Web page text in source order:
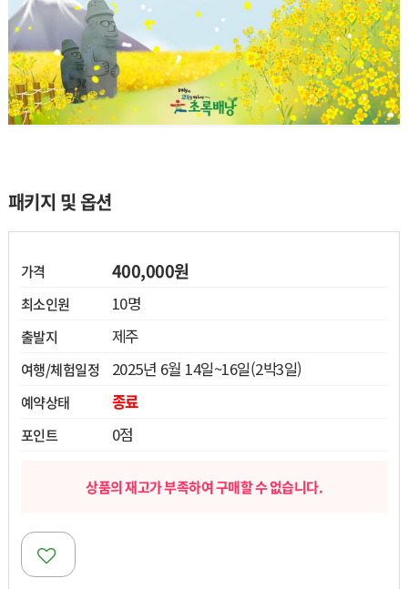
열기
열기
패키지 및 옵션
가격 400,000원
최소인원 10명
출발지 제주
여행/체험일정 2025년 6월 14일~16일(2박3일)
예약상태 종료
포인트 0점
상품의 재고가 부족하여 구매할 수 없습니다.